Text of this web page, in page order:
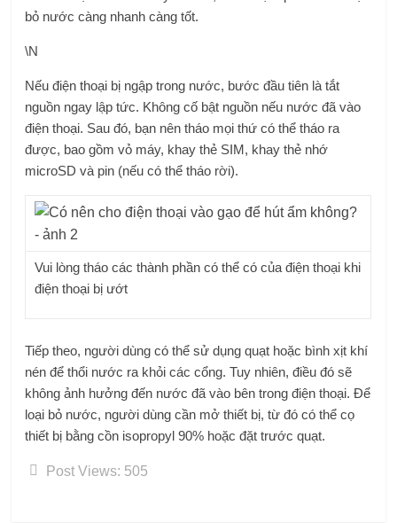
bỏ nước càng nhanh càng tốt.
\N
Nếu điện thoại bị ngập trong nước, bước đầu tiên là tắt
nguồn ngay lập tức. Không cố bật nguồn nếu nước đã vào
điện thoại. Sau đó, bạn nên tháo mọi thứ có thể tháo ra
được, bao gồm vỏ máy, khay thẻ SIM, khay thẻ nhớ
microSD và pin (nếu có thể tháo rời).
Vui lòng tháo các thành phần có thể có của điện thoại khi
điện thoại bị ướt
Tiếp theo, người dùng có thể sử dụng quạt hoặc bình xịt khí
nén để thổi nước ra khỏi các cổng. Tuy nhiên, điều đó sẽ
không ảnh hưởng đến nước đã vào bên trong điện thoại. Để
loại bỏ nước, người dùng cần mở thiết bị, từ đó có thể cọ
thiết bị bằng cồn isopropyl 90% hoặc đặt trước quạt.
Post Views: 505